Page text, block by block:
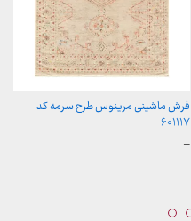
فرش ماشینی مرینوس طرح سرمه کد
۶۰۱۱۱۷
–محدوده